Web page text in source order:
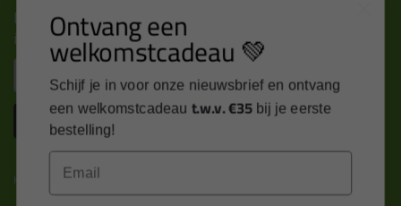
Nieuws, tips en exclusieve deals rechtstreeks in je
inbox
Inschrijven
Kitcentrum is trots op:
Ontvang een
welkomstcadeau 💚
Schijf je in voor onze nieuwsbrief en ontvang
een welkomstcadeau t.w.v. €35 bij je eerste
bestelling!